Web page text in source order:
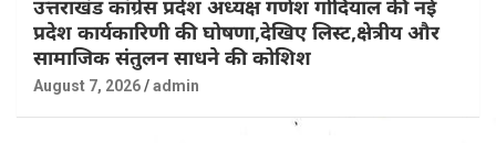
उत्तराखंड कांग्रेस प्रदेश अध्यक्ष गणेश गोदियाल की नई
प्रदेश कार्यकारिणी की घोषणा,देखिए लिस्ट,क्षेत्रीय और
सामाजिक संतुलन साधने की कोशिश
August 7, 2026 admin